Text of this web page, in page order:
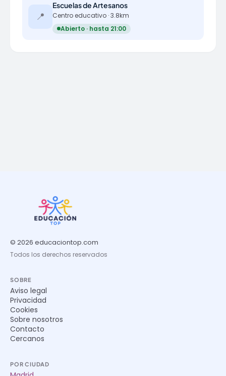
📍
Escuelas de Artesanos
Centro educativo · 3.8km
Abierto · hasta 21:00
© 2026 educaciontop.com
Todos los derechos reservados
SOBRE
Aviso legal
Privacidad
Cookies
Sobre nosotros
Contacto
Cercanos
POR CIUDAD